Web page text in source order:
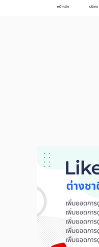
หน้าหลัก บริการ